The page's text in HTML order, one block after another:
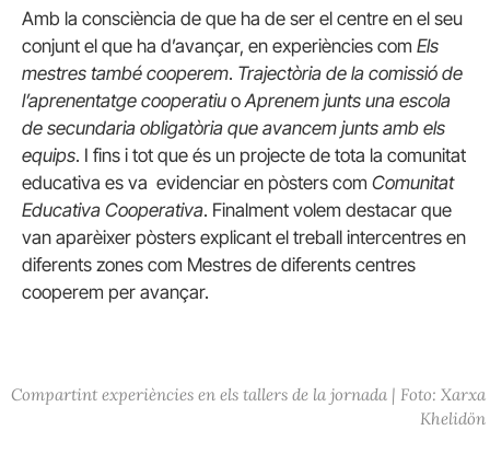
Amb la consciència de que ha de ser el centre en el seu
conjunt el que ha d’avançar, en experiències com Els
mestres també cooperem. Trajectòria de la comissió de
l’aprenentatge cooperatiu oAprenem junts una escola
de secundaria obligatòria que avancem junts amb els
equips. I fins i tot que és un projecte de tota la comunitat
educativa es va evidenciar en pòsters com Comunitat
Educativa Cooperativa. Finalment volem destacar que
van aparèixer pòsters explicant el treball intercentres en
diferents zones com Mestres de diferents centres
cooperem per avançar.
Compartint experiències en els tallers de la jornada | Foto: Xarxa
Khelidön